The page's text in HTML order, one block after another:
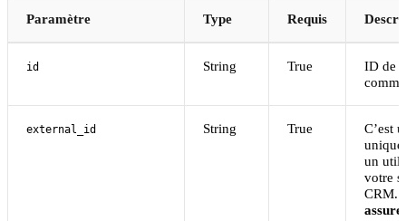
Paramètre Type Requis
id String True
ID de
external_id String True
C’est
unique
un
votre
CRM.